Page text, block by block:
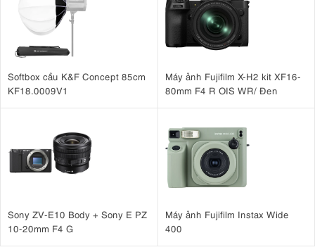
Softbox cầu K&F Concept 85cm
KF18.0009V1
Máy ảnh Fujifilm X-H2 kit XF16-
80mm F4 R OIS WR/ Đen
Sony ZV-E10 Body + Sony E PZ
10-20mm F4 G
Máy ảnh Fujifilm Instax Wide
400